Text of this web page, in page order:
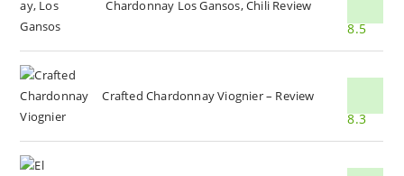
Chardonnay Los Gansos, Chili Review
8.5
Crafted Chardonnay Viognier – Review
8.3